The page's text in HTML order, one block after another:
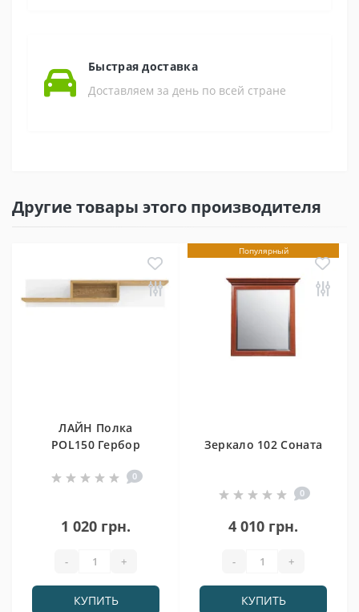
Быстрая доставка
Доставляем за день по всей стране
Другие товары этого производителя
ЛАЙН Полка
POL150 Гербор
0
1 020 грн.
- +
КУПИТЬ
Популярный
Зеркало 102 Соната
0
4 010 грн.
- +
КУПИТЬ